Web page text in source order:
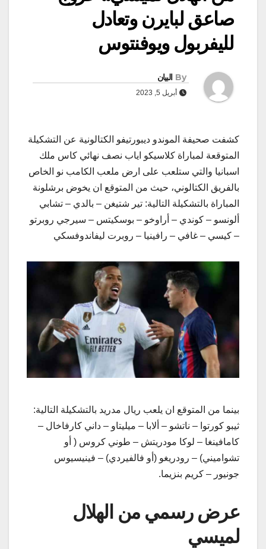
صاعق لبايرن وتعادل
لليفربول ويوفنتوس
By البيان
أبريل 5, 2023
كشفت صحيفة الموندو ديبورتيفو الكتالونية عن التشكيلة
المتوقعة لمباراة ​كلاسيكو​ اياب نصف نهائي ​كاس ملك
اسبانيا​ والتي ستلعب على ارض ملعب الكامب نو الخاص
بالفريق الكتالوني، حيث من المتوقع ان يخوض ​برشلونة​
المباراة بالتشكيلة التالية: تير شتيغن – بالدي – تشابي
ألونسو – كوندي – أراوخو – بوسكيتس – سيرجي روبرتو
– كيسي – غافي – رافينيا – روبرت ليفاندوفسكي
بينما من المتوقع ان يلعب ​ريال مدريد​ بالتشكيلة التالية:
ثيبو كورتوا – ناتشو – ألابا – ميليتاو – داني كارفاخال –
كامافينغا – لوكا مودريتش – طوني كروس ( أو
تشواميني) – رودريغو (أو فالفيردي) – فينيسيوس
جونيور – كريم بنزيما.
عرض رسمي من الهلال
لميسي